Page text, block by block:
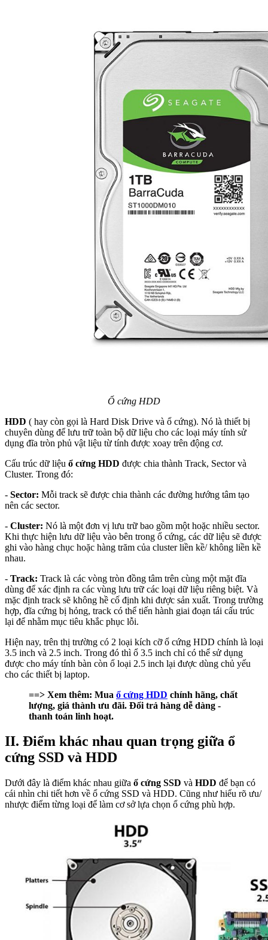
Ổ cứng HDD
HDD ( hay còn gọi là Hard Disk Drive và ổ cứng). Nó là thiết bị
chuyên dùng để lưu trữ toàn bộ dữ liệu cho các loại máy tính sử
dụng đĩa tròn phủ vật liệu từ tính được xoay trên động cơ.
Cấu trúc dữ liệu ổ cứng HDD được chia thành Track, Sector và
Cluster. Trong đó:
- Sector: Mỗi track sẽ được chia thành các đường hướng tâm tạo
nên các sector.
- Cluster: Nó là một đơn vị lưu trữ bao gồm một hoặc nhiều sector.
Khi thực hiện lưu dữ liệu vào bên trong ổ cứng, các dữ liệu sẽ được
ghi vào hàng chục hoặc hàng trăm của cluster liền kề/ không liền kề
nhau.
- Track: Track là các vòng tròn đồng tâm trên cùng một mặt đĩa
dùng để xác định ra các vùng lưu trữ các loại dữ liệu riêng biệt. Và
mặc định track sẽ không hề cố định khi được sản xuất. Trong trường
hợp, đĩa cứng bị hỏng, track có thể tiến hành giai đoạn tái cấu trúc
lại để nhằm mục tiêu khắc phục lỗi.
Hiện nay, trên thị trường có 2 loại kích cỡ ổ cứng HDD chính là loại
3.5 inch và 2.5 inch. Trong đó thì ổ 3.5 inch chỉ có thể sử dụng
được cho máy tính bàn còn ổ loại 2.5 inch lại được dùng chủ yếu
cho các thiết bị laptop.
==> Xem thêm: Mua ổ cứng HDD chính hãng, chất
lượng, giá thành ưu đãi. Đổi trả hàng dễ dàng -
thanh toán linh hoạt.
II. Điểm khác nhau quan trọng giữa ổ
cứng SSD và HDD
Dưới đây là điểm khác nhau giữa ổ cứng SSD và HDD để bạn có
cái nhìn chi tiết hơn về ổ cứng SSD và HDD. Cũng như hiểu rõ ưu/
nhược điểm từng loại để làm cơ sở lựa chọn ổ cứng phù hợp.